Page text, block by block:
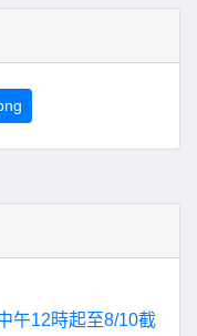
午12時起至8/10截